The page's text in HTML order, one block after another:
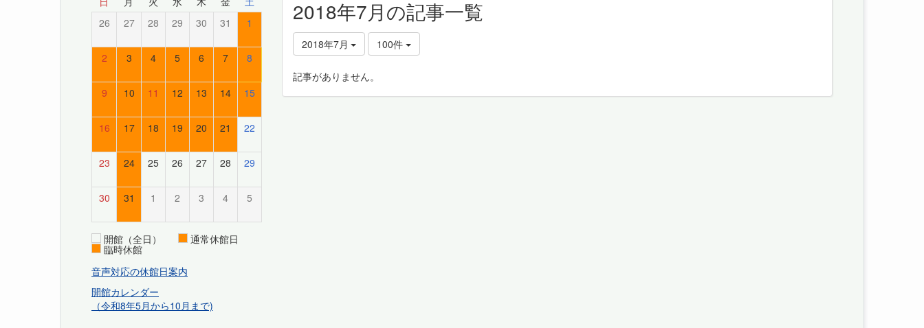
2018年7月の記事一覧
2018年7月 100件
記事がありません。
26 27 28 29 30 31 1
2 3 4 5 6 7 8
9 10 11 12 13 14 15
16 17 18 19 20 21 22
23 24 25 26 27 28 29
30 31 1 2 3 4 5
開館（全日） 通常休館日
臨時休館
音声対応の休館日案内
開館カレンダー
（令和8年5月から10月まで)